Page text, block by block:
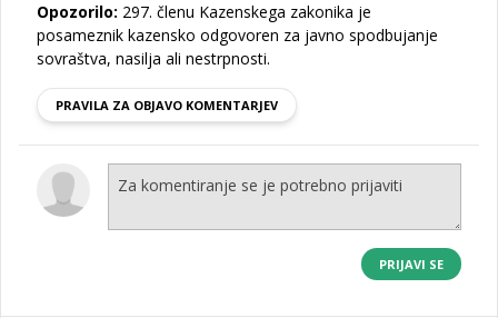
Opozorilo: 297. členu Kazenskega zakonika je
posameznik kazensko odgovoren za javno spodbujanje
sovraštva, nasilja ali nestrpnosti.
PRAVILA ZA OBJAVO KOMENTARJEV
PRIJAVI SE